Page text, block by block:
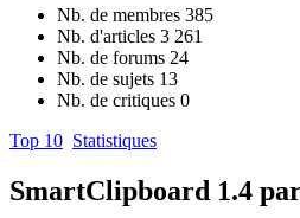
Nb. de membres 385
Nb. d'articles 3 261
Nb. de forums 24
Nb. de sujets 13
Nb. de critiques 0
Top 10 Statistiques
SmartClipboard 1.4